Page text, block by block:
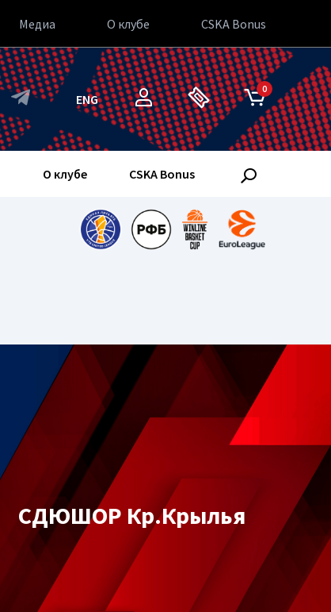
Медиа О клубе CSKA Bonus
ENG
0
О клубе CSKA Bonus
СДЮШОР Кр.Крылья